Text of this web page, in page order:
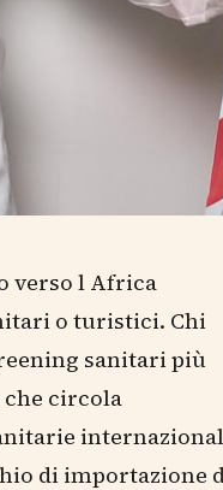
verso l Africa
o turistici. Chi
sanitari più
che circola
di importazione